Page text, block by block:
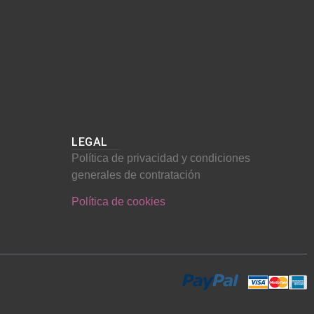
LEGAL
Política de privacidad y condiciones
generales de contratación
Política de cookies